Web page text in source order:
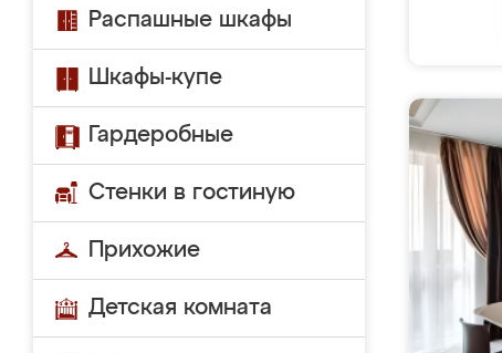
Распашные шкафы
Шкафы-купе
Гардеробные
Стенки в гостиную
Прихожие
Детская комната